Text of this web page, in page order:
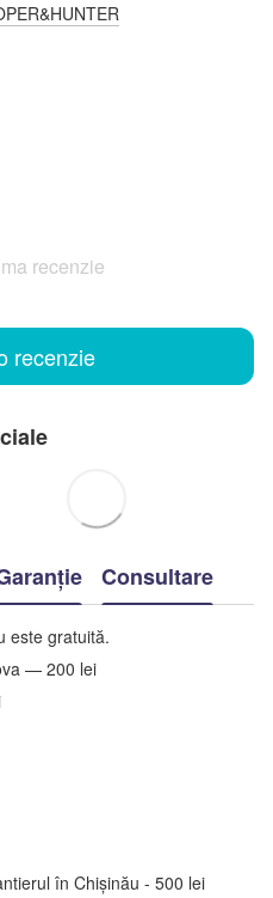
recenzie
recenzie
Consultare
este gratuită.
— 200 lei
în Chișinău - 500 lei